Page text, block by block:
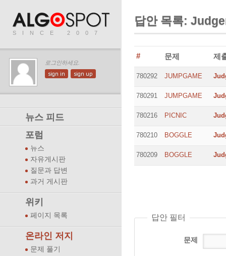
SINCE 2007
로그인하세요.
sign in sign up
뉴스 피드
포럼
뉴스
자유게시판
질문과 답변
과거 게시판
위키
페이지 목록
온라인 저지
문제 풀기
답안 목록:
# 문제 제
780292 JUMPGAME
780291 JUMPGAME
780216 PICNIC
780210 BOGGLE
780209 BOGGLE
답안 필터
문제